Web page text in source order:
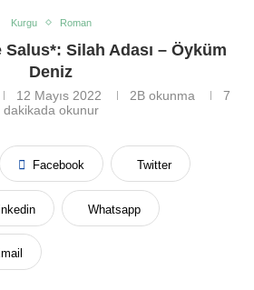
Kurgu Roman
Silah Adası – Öyküm
Deniz
12 Mayıs 2022 2Bokunma
7
dakikada okunur
Facebook Twitter
Whatsapp